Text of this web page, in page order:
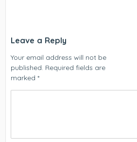
Leave a Reply
Your email address will not be
published. Required fields are
marked*